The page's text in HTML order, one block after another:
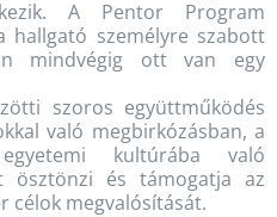
A Pentor Program
hallgató személyre szabott
mindvégig ott van egy
szoros együttműködés
való megbirkózásban, a
kultúrába való
ösztönzi és támogatja az
célok megvalósítását.